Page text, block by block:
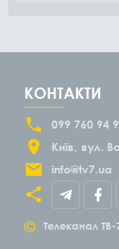
КОНТАКТИ
099 760 94
Київ
вул.
info@tv7.ua
© Телеканал ТВ-